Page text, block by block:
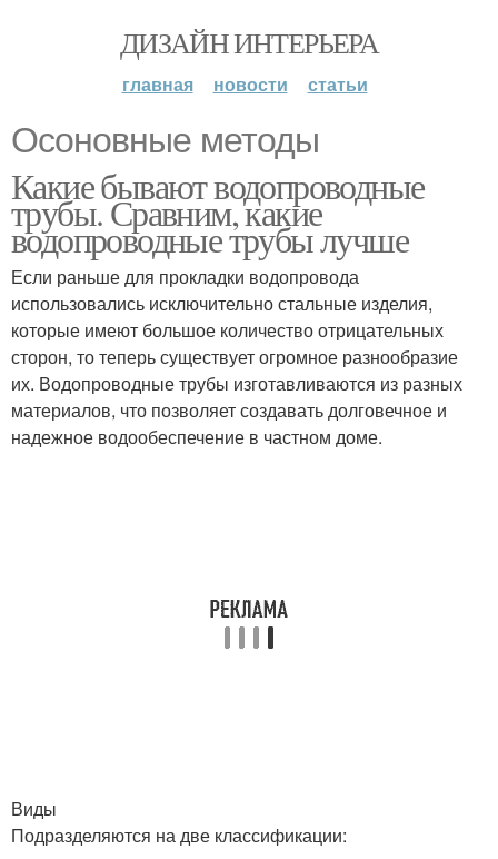
ДИЗАЙН ИНТЕРЬЕРА
главная новости статьи
Осоновные методы
Какие бывают водопроводные
трубы. Сравним, какие
водопроводные трубы лучше
Если раньше для прокладки водопровода
использовались исключительно стальные изделия,
которые имеют большое количество отрицательных
сторон, то теперь существует огромное разнообразие
их. Водопроводные трубы изготавливаются из разных
материалов, что позволяет создавать долговечное и
надежное водообеспечение в частном доме.
Виды
Подразделяются на две классификации: